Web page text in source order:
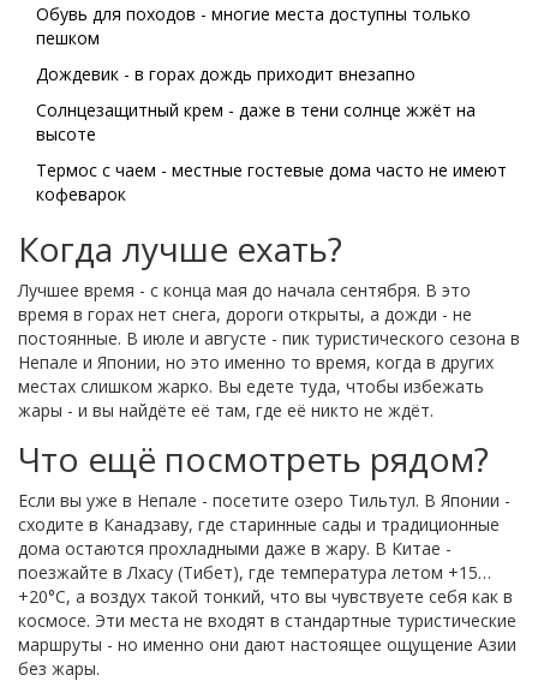
Обувь для походов - многие места доступны только
пешком
Дождевик - в горах дождь приходит внезапно
Солнцезащитный крем - даже в тени солнце жжёт на
высоте
Термос с чаем - местные гостевые дома часто не имеют
кофеварок
Когда лучше ехать?
Лучшее время - с конца мая до начала сентября. В это
время в горах нет снега, дороги открыты, а дожди - не
постоянные. В июле и августе - пик туристического сезона в
Непале и Японии, но это именно то время, когда в других
местах слишком жарко. Вы едете туда, чтобы избежать
жары - и вы найдёте её там, где её никто не ждёт.
Что ещё посмотреть рядом?
Если вы уже в Непале - посетите озеро Тильтул. В Японии -
сходите в Канадзаву, где старинные сады и традиционные
дома остаются прохладными даже в жару. В Китае -
поезжайте в Лхасу (Тибет), где температура летом +15…
+20°C, а воздух такой тонкий, что вы чувствуете себя как в
космосе. Эти места не входят в стандартные туристические
маршруты - но именно они дают настоящее ощущение Азии
без жары.